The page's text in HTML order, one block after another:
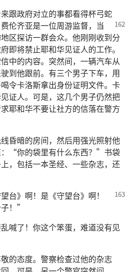
跟政府对立的事都看得杯弓蛇
伦齐亚是一位周游监督， 当
区探访一群会众。他刚刚收到分
即将禁止耶和华见证人的工作。
中的内容。突然间，一辆汽车从
到他跟前。有三个男子下车，用
令卡洛斯拿出身份证明文件。卡
证人。可是，这几个男子仍然把
耶和华不要让社方的信落在警方
昏暗的房间，然后用强光照射他
：“你的袋里有什么东西？”书袋
，包括一本圣经、一些杂志，还
台》啊！是《守望台》啊！
！”
喊了！你这个笨蛋，难道没有见
的态度。警察检查过他的杂志